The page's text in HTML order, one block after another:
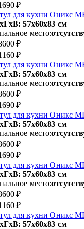
₽
для кухни Оникс
57х60x83 см
место:
₽
₽
для кухни Оникс
57х60x83 см
место:
₽
₽
для кухни Оникс
57х60x83 см
место:
₽
₽
для кухни Оникс
57х60x83 см
место:
₽
₽
для кухни Оникс
57х60x83 см